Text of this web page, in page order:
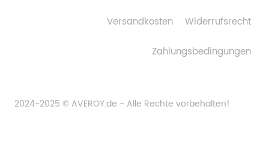
Versandkosten
Widerrufsrecht
Zahlungsbedingungen
2024-2025 © AVEROY.de - Alle Rechte vorbehalten!